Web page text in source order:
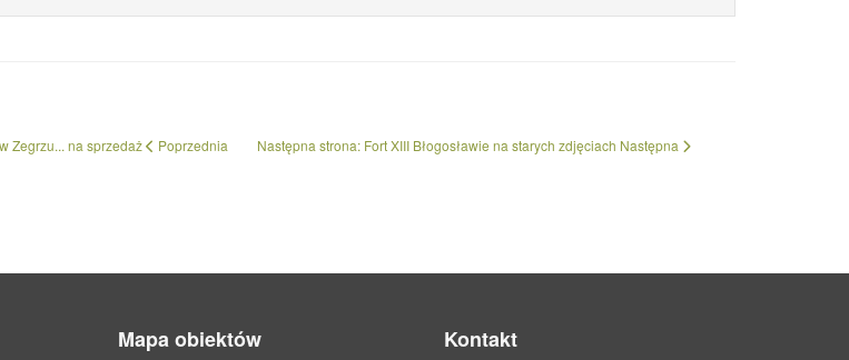
Zegrzu... na sprzedaż Poprzednia Następna strona: Fort XIII Błogosławie na starych zdjęciach Następna
Mapa obiektów Kontakt